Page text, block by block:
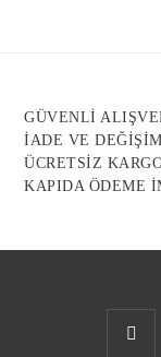
GÜVENLİ
İADE VE
ÜCRETSİZ
KAPIDA ÖDEME